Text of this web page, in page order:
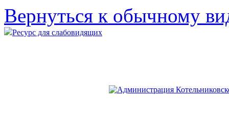
Вернуться к обычному
Ресурс для слабовидящих